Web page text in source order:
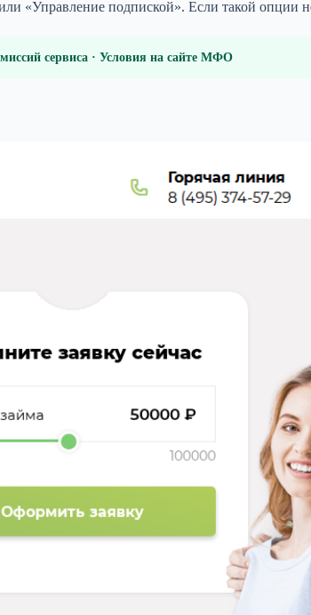
«Управление подпиской». Если такой опции
сервиса · Условия на сайте МФО